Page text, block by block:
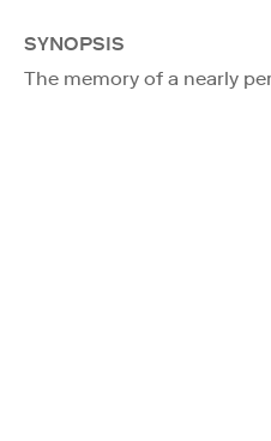
SYNOPSIS
The memory of a nearly